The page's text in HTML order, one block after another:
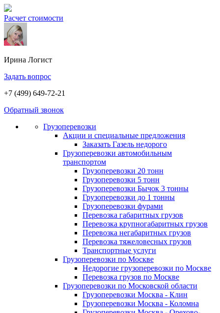
Расчет стоимости
Ирина Логист
Задать вопрос
+7 (499) 649-72-21
Обратный звонок
Грузоперевозки
Акции и специальные предложения
Заказать Газель недорого
Грузоперевозки автомобильным
транспортом
Грузоперевозки 20 тонн
Грузоперевозки 5 тонн
Грузоперевозки Бычок 3 тонны
Грузоперевозки до 1 тонны
Грузоперевозки фурами
Перевозка габаритных грузов
Перевозка крупногабаритных грузов
Перевозка негабаритных грузов
Перевозка тяжеловесных грузов
Транспортные услуги
Грузоперевозки по Москве
Недорогие грузоперевозки по Москве
Перевозка грузов по Москве
Грузоперевозки по Московской области
Грузоперевозки Москва - Клин
Грузоперевозки Москва - Коломна